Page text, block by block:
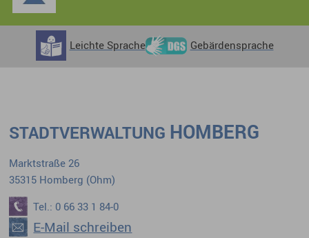
Leichte Sprache Gebärdensprache
STADTVERWALTUNG HOMBERG
Marktstraße 26
35315 Homberg (Ohm)
Tel.: 0 66 33 1 84-0
E-Mail schreiben